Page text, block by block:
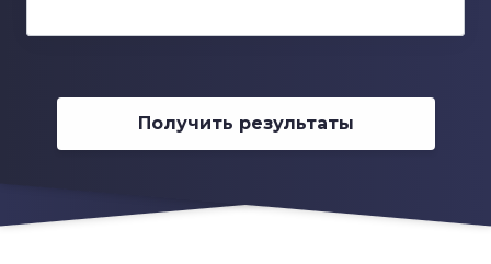
Получить результаты